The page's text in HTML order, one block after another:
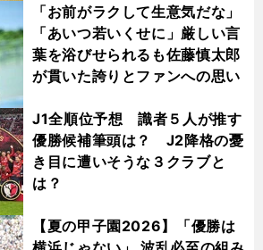
「お前がラクして生意気だな」
「あいつ若いくせに」厳しい言
葉を浴びせられるも佐藤慎太郎
が貫いた誇りとファンへの思い
J1全順位予想 識者５人が推す
優勝候補筆頭は？ J2降格の憂
き目に遭いそうな３クラブと
は？
【夏の甲子園2026】「優勝は